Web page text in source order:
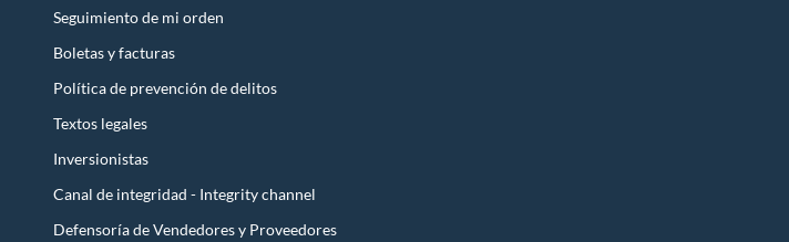
Seguimiento de mi orden
Boletas y facturas
Política de prevención de delitos
Textos legales
Inversionistas
Canal de integridad - Integrity channel
Defensoría de Vendedores y Proveedores